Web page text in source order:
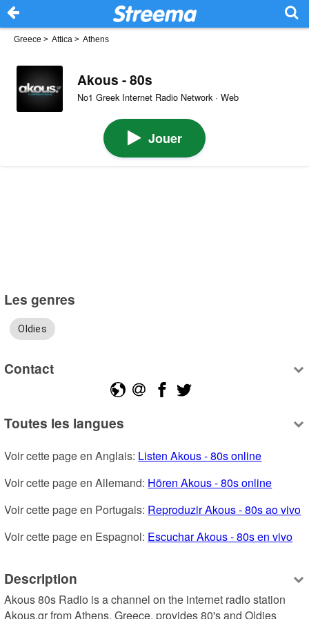
Greece > Attica > Athens
Akous - 80s
No1 Greek Internet Radio Network · Web
Jouer
Les genres
Oldies
Contact
Toutes les langues
Voir cette page en Anglais: Listen Akous - 80s online
Voir cette page en Allemand: Hören Akous - 80s online
Voir cette page en Portugais: Reproduzir Akous - 80s ao vivo
Voir cette page en Espagnol: Escuchar Akous - 80s en vivo
Description
Akous 80s Radio is a channel on the internet radio station
Akous.gr from Athens, Greece, provides 80's and Oldies